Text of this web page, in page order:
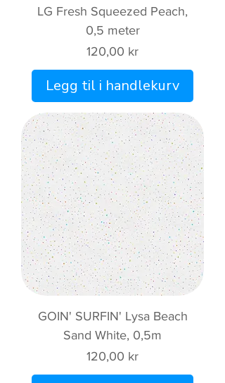
LG Fresh Squeezed Peach,
0,5 meter
Pris
120,00 kr
Legg til i handlekurv
GOIN' SURFIN' Lysa Beach
Sand White, 0,5m
Pris
120,00 kr